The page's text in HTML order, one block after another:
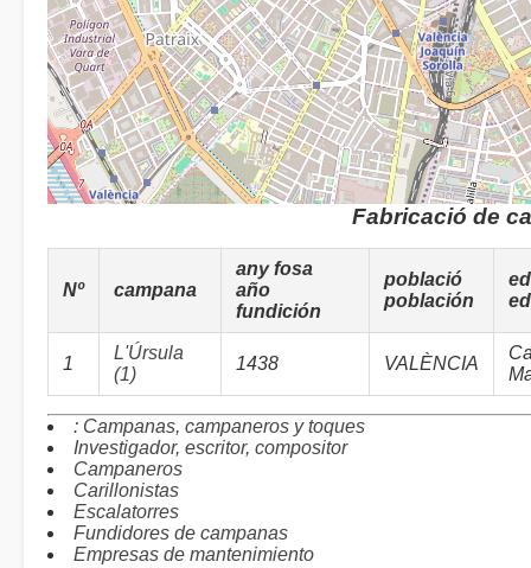
Fabricació de
Nº campana
any fosa
año
fundición
població
población
1
L'Úrsula
(1)
1438 VALÈNCIA
: Campanas, campaneros y toques
Investigador, escritor, compositor
Campaneros
Carillonistas
Escalatorres
Fundidores de campanas
Empresas de mantenimiento